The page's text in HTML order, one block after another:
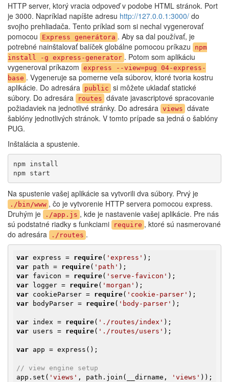
HTTP server, ktorý vracia odpoveď v podobe HTML stránok. Port
je 3000. Napríklad napíšte adresu http://127.0.0.1:3000/ do
svojho prehliadača. Tento príklad som si nechal vygenerovať
pomocou
Express generátora . Aby sa dal používať, je
potrebné nainštalovať balíček globálne pomocou príkazu
npm
install -g express-generator . Potom som aplikáciu
vygeneroval príkazom express --view=pug 04-express-
base . Vygeneruje sa pomerne veľa súborov, ktoré tvoria kostru
aplikácie. Do adresára public si môžete ukladať statické
súbory. Do adresára
routes dávate javascriptové spracovanie
požiadaviek na jednotlivé stránky. Do adresára views dávate
šablóny jednotlivých stránok. V tomto prípade sa jedná o šablóny
PUG.
Inštalácia a spustenie.
npm install
npm start
Na spustenie vašej aplikácie sa vytvorili dva súbory. Prvý je
./bin/www , čo je vytvorenie HTTP servera pomocou express.
Druhým je
./app.js , kde je nastavenie vašej aplikácie. Pre nás
sú podstatné riadky s funkciami
require , ktoré sú nasmerované
do adresára
./routes .
var express = require( 'express'
var path = require( 'path'
var favicon = require( 'serve-favicon'
var logger = require( 'morgan'
var cookieParser = require( 'cookie-parser'
var bodyParser = require( 'body-parser' );
var index = require( './routes/index'
var users = require( './routes/users' );
var app = express();
// view engine setup
app.set( 'views' , path.join(__dirname, 'views' ));